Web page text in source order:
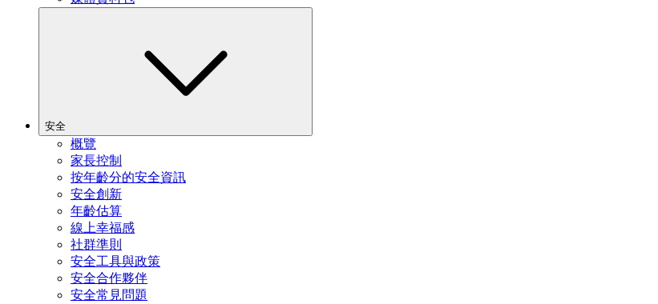
安全
概覽
家長控制
按年齡分的安全資訊
安全創新
年齡估算
線上幸福感
社群準則
安全工具與政策
安全合作夥伴
安全常見問題